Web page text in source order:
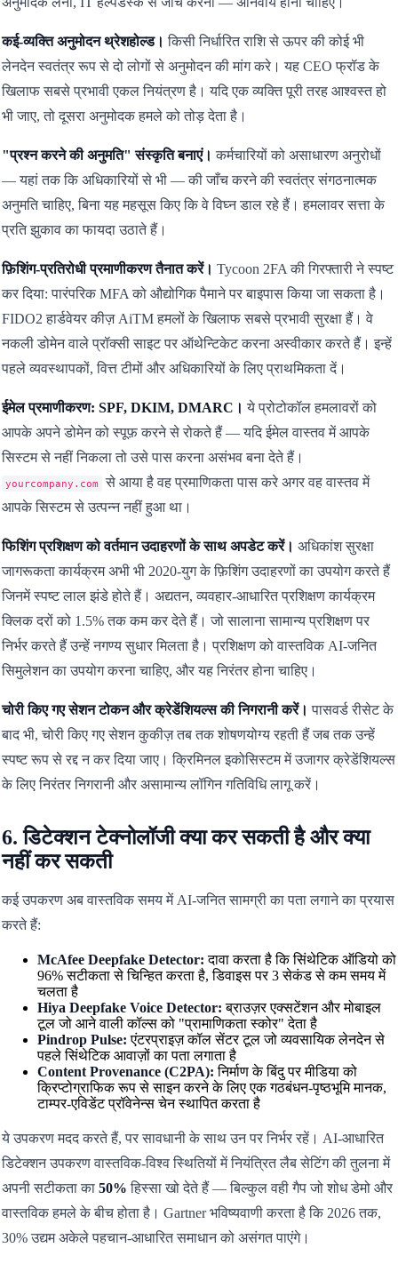
कई-व्यक्ति अनुमोदन थ्रेशहोल्ड। किसी निर्धारित राशि से ऊपर की कोई भी
लेनदेन स्वतंत्र रूप से दो लोगों से अनुमोदन की मांग करे। यह CEO फ्रॉड के
खिलाफ सबसे प्रभावी एकल नियंत्रण है। यदि एक व्यक्ति पूरी तरह आश्वस्त हो
भी जाए, तो दूसरा अनुमोदक हमले को तोड़ देता है।
"प्रश्न करने की अनुमति" संस्कृति बनाएं। कर्मचारियों को असाधारण अनुरोधों
— यहां तक कि अधिकारियों से भी — की जाँच करने की स्वतंत्र संगठनात्मक
अनुमति चाहिए, बिना यह महसूस किए कि वे विघ्न डाल रहे हैं। हमलावर सत्ता के
प्रति झुकाव का फायदा उठाते हैं।
फ़िशिंग-प्रतिरोधी प्रमाणीकरण तैनात करें। Tycoon 2FA की गिरफ्तारी ने स्पष्ट
कर दिया: पारंपरिक MFA को औद्योगिक पैमाने पर बाइपास किया जा सकता है।
FIDO2 हार्डवेयर कीज़ AiTM हमलों के खिलाफ सबसे प्रभावी सुरक्षा हैं। वे
नकली डोमेन वाले प्रॉक्सी साइट पर ऑथेन्टिकेट करना अस्वीकार करते हैं। इन्हें
पहले व्यवस्थापकों, वित्त टीमों और अधिकारियों के लिए प्राथमिकता दें।
ईमेल प्रमाणीकरण: SPF, DKIM, DMARC। ये प्रोटोकॉल हमलावरों को
आपके अपने डोमेन को स्पूफ़ करने से रोकते हैं — यदि ईमेल वास्तव में आपके
सिस्टम से नहीं निकला तो उसे पास करना असंभव बना देते हैं।
yourcompany.com से आया है वह प्रमाणिकता पास करे अगर वह वास्तव में
आपके सिस्टम से उत्पन्न नहीं हुआ था।
फिशिंग प्रशिक्षण को वर्तमान उदाहरणों के साथ अपडेट करें। अधिकांश सुरक्षा
जागरूकता कार्यक्रम अभी भी 2020-युग के फ़िशिंग उदाहरणों का उपयोग करते हैं
जिनमें स्पष्ट लाल झंडे होते हैं। अद्यतन, व्यवहार-आधारित प्रशिक्षण कार्यक्रम
क्लिक दरों को 1.5% तक कम कर देते हैं। जो सालाना सामान्य प्रशिक्षण पर
निर्भर करते हैं उन्हें नगण्य सुधार मिलता है। प्रशिक्षण को वास्तविक AI-जनित
सिमुलेशन का उपयोग करना चाहिए, और यह निरंतर होना चाहिए।
चोरी किए गए सेशन टोकन और क्रेडेंशियल्स की निगरानी करें। पासवर्ड रीसेट के
बाद भी, चोरी किए गए सेशन कुकीज़ तब तक शोषणयोग्य रहती हैं जब तक उन्हें
स्पष्ट रूप से रद्द न कर दिया जाए। क्रिमिनल इकोसिस्टम में उजागर क्रेडेंशियल्स
के लिए निरंतर निगरानी और असामान्य लॉगिन गतिविधि लागू करें।
6. डिटेक्शन टेक्नोलॉजी क्या कर सकती है और क्या
नहीं कर सकती
कई उपकरण अब वास्तविक समय में AI-जनित सामग्री का पता लगाने का प्रयास
करते हैं:
McAfee Deepfake Detector: दावा करता है कि सिंथेटिक ऑडियो को
96% सटीकता से चिन्हित करता है, डिवाइस पर 3 सेकंड से कम समय में
चलता है
Hiya Deepfake Voice Detector: ब्राउज़र एक्सटेंशन और मोबाइल
टूल जो आने वाली कॉल्स को "प्रामाणिकता स्कोर" देता है
Pindrop Pulse: एंटरप्राइज़ कॉल सेंटर टूल जो व्यवसायिक लेनदेन से
पहले सिंथेटिक आवाज़ों का पता लगाता है
Content Provenance (C2PA): निर्माण के बिंदु पर मीडिया को
क्रिप्टोग्राफिक रूप से साइन करने के लिए एक गठबंधन-पृष्ठभूमि मानक,
टाम्पर-एविडेंट प्रॉवेनेन्स चेन स्थापित करता है
ये उपकरण मदद करते हैं, पर सावधानी के साथ उन पर निर्भर रहें। AI-आधारित
डिटेक्शन उपकरण वास्तविक-विश्व स्थितियों में नियंत्रित लैब सेटिंग की तुलना में
अपनी सटीकता का 50% हिस्सा खो देते हैं — बिल्कुल वही गैप जो शोध डेमो और
वास्तविक हमले के बीच होता है। Gartner भविष्यवाणी करता है कि 2026 तक,
30% उद्यम अकेले पहचान-आधारित समाधान को असंगत पाएंगे।